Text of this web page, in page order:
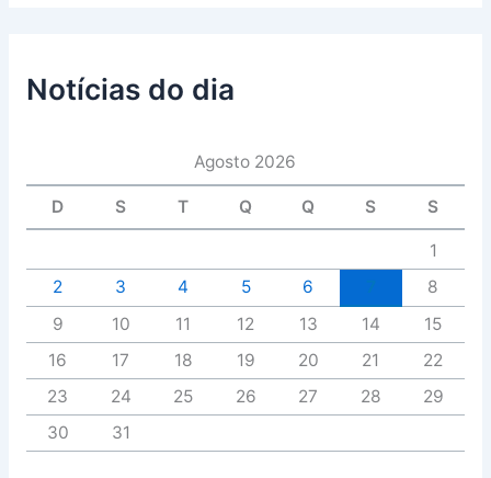
Notícias do dia
Agosto 2026
D S T Q Q S S
1
2
3 4 5 6
8
9
10 11 12 13 14
15
16
17 18 19 20 21
22
23
24 25 26 27 28
29
30
31